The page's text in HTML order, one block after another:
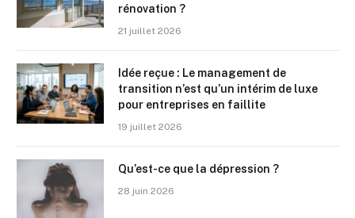
rénovation ?
21 juillet 2026
Idée reçue : Le management de
transition n’est qu’un intérim de luxe
pour entreprises en faillite
19 juillet 2026
Qu’est-ce que la dépression ?
28 juin 2026